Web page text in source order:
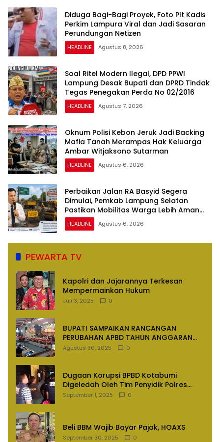
Diduga Bagi-Bagi Proyek, Foto Plt Kadis
Perkim Lampura Viral dan Jadi Sasaran
Perundungan Netizen
HEADLINE Agustus 8, 2026
Soal Ritel Modern Ilegal, DPD PPWI
Lampung Desak Bupati dan DPRD Tindak
Tegas Penegakan Perda No 02/2016
HEADLINE Agustus 7, 2026
Oknum Polisi Kebon Jeruk Jadi Backing
Mafia Tanah Merampas Hak Keluarga
Ambar Witjaksono Sutarman
HEADLINE Agustus 6, 2026
Perbaikan Jalan RA Basyid Segera
Dimulai, Pemkab Lampung Selatan
Pastikan Mobilitas Warga Lebih Aman
dan Nyaman
HEADLINE Agustus 6, 2026
PEWARTA TV
Kapolri dan Jajarannya Terkesan
Mempermainkan Hukum
Juli 3, 2025 0
BUPATI SAMPAIKAN RANCANGAN
PERUBAHAN APBD TAHUN ANGGARAN
2025
Agustus 30, 2025 0
Dugaan Korupsi BPBD Kotabumi
Digeledah Oleh Tim Penyidik Polres
Lampung Utara
September 1, 2025 0
Beli BBM Wajib Bayar Pajak, HOAXS
September 30, 2025 0